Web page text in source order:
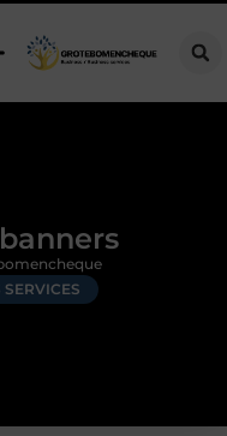
project